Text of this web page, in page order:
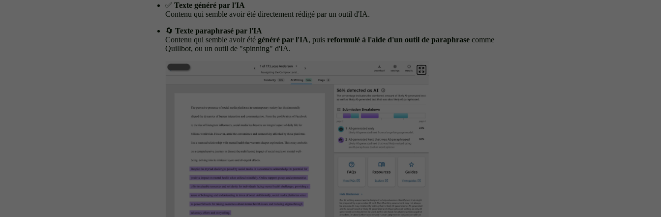
✅ Texte généré par l'IA
Contenu qui semble avoir été directement rédigé par un outil d'IA.
🔄 Texte paraphrasé par l'IA
Contenu qui semble avoir été généré par l'IA, puis reformulé à l'aide d'un outil de paraphrase comme
Quillbot, ou un outil de "spinning" d'IA.